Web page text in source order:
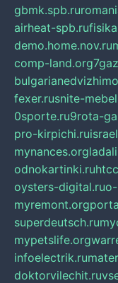
gbmk.spb.ru
airheat-spb.ru
demo.home.nov.ru
comp-land.org
fexer.rusnite-
0sporte.ru9rota-
pro-kirpichi.ru
mynances.org
odnokartinki.ru
oysters-digital.ru
myremont.org
superdeutsch.ru
mypetslife.org
infoelectrik.ru
doktorvilechit.ru